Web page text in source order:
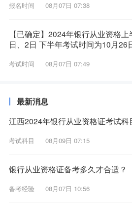
报名时间 08月07日 07:38
【已确定】2024年银行从业资格
日、2日 下半年考试时间为10月26
考试时间 08月07日 07:49
最新消息
江西2024年银行从业资格证考试科
考试科目 08月09日 07:15
银行从业资格证备考多久才合适？
备考经验 08月07日 10:56